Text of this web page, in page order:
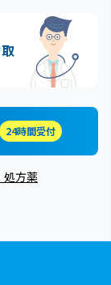
24時間受付
処方薬